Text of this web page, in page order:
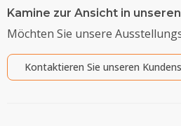
Kamine zur Ansicht in
Möchten Sie unsere
Kontaktieren Sie unseren